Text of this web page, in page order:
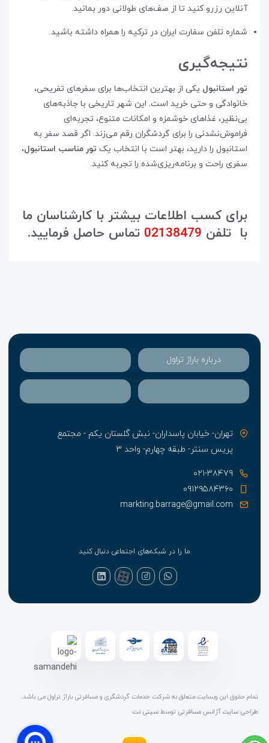
آنلاین رزرو کنید تا از صف‌های طولانی دور بمانید.
شماره تلفن سفارت ایران در ترکیه را همراه داشته باشید.
نتیجه‌گیری
تور استانبول یکی از بهترین انتخاب‌ها برای سفرهای تفریحی،
خانوادگی و حتی خرید است. این شهر تاریخی با جاذبه‌های
بی‌نظیر، غذاهای خوشمزه و امکانات متنوع، تجربه‌ای
فراموش‌نشدنی را برای گردشگران رقم می‌زند. اگر قصد سفر به
استانبول را دارید، بهتر است با انتخاب یک تور مناسب استانبول،
سفری راحت و برنامه‌ریزی‌شده را تجربه کنید.
برای کسب اطلاعات بیشتر با کارشناسان ما
با تلفن 02138479 تماس حاصل فرمایید.
درباره باراژ تراول
تهران- خیابان پاسداران- نبش گلستان یکم - مجتمع
پریس سنتر- طبقه چهارم- واحد ۳
۰۲۱-۳۸۴۷۹
۰۹۱۲۹۵۸۴۳۶۰
markting.barrage@gmail.com
ما را در شبکه‌های اجتماعی دنبال کنید
تمام حقوق این وبسایت متعلق به شرکت خدمات گردشگری و مسافرتی باراژ تراول می باشد.
طراحی سایت آژانس مسافرتی توسط سیتی نت